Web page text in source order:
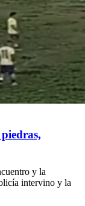
y la
intervino y la